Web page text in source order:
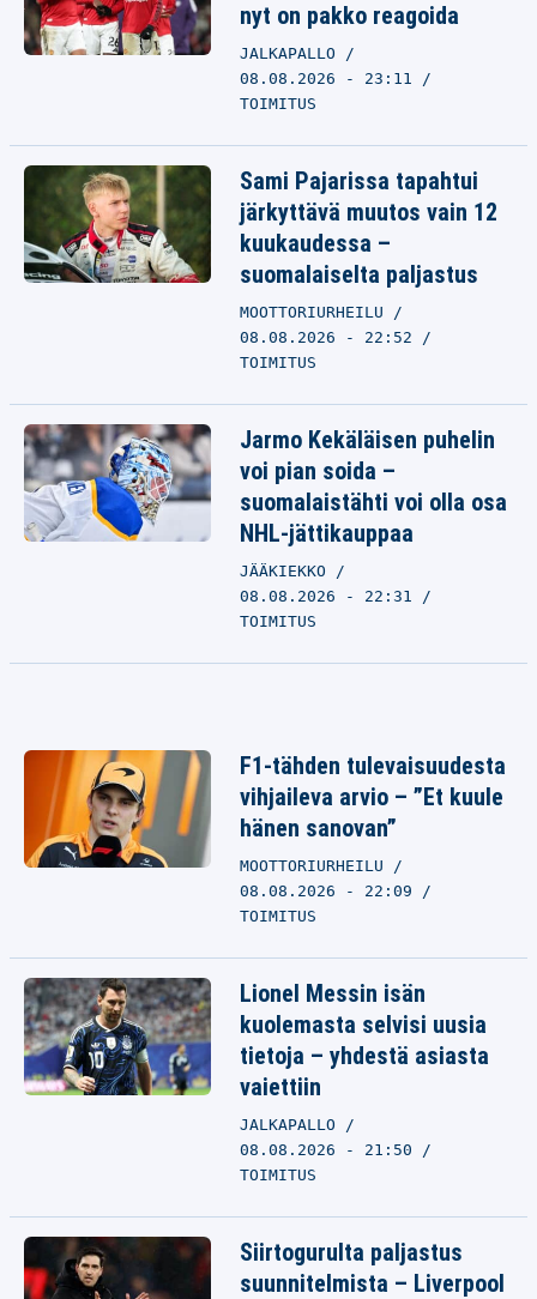
nyt on pakko reagoida
JALKAPALLO
08.08.2026 - 23:11
TOIMITUS
Sami Pajarissa tapahtui
järkyttävä muutos vain 12
kuukaudessa –
suomalaiselta paljastus
MOOTTORIURHEILU
08.08.2026 - 22:52
TOIMITUS
Jarmo Kekäläisen puhelin
voi pian soida –
suomalaistähti voi olla osa
NHL-jättikauppaa
JÄÄKIEKKO
08.08.2026 - 22:31
TOIMITUS
F1-tähden tulevaisuudesta
vihjaileva arvio – ”Et kuule
hänen sanovan”
MOOTTORIURHEILU
08.08.2026 - 22:09
TOIMITUS
Lionel Messin isän
kuolemasta selvisi uusia
tietoja – yhdestä asiasta
vaiettiin
JALKAPALLO
08.08.2026 - 21:50
TOIMITUS
Siirtogurulta paljastus
suunnitelmista – Liverpool